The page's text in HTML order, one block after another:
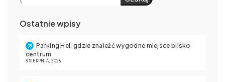
Ostatnie wpisy
Parking Hel: gdzie znaleźć wygodne miejsce blisko
centrum
8 SIERPNIA, 2026